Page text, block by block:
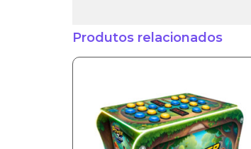
Produtos relacionados